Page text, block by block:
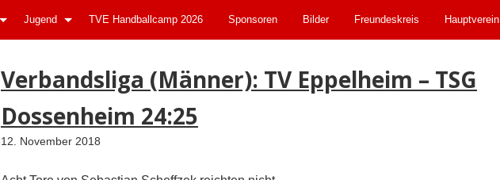
Jugend TVE Handballcamp 2026 Sponsoren Bilder Freundeskreis Hauptverein
Verbandsliga (Männer): TV Eppelheim – TSG
Dossenheim 24:25
12. November 2018